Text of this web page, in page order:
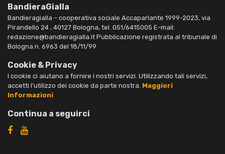
BandieraGialla
Bandieragialla – cooperativa sociale Accaparlante 1999-2023, via
Pirandello 24 , 40127 Bologna, tel. 051/6415005 E-mail:
redazione@bandieragialla.it Pubblicazione registrata al tribunale di
Bologna n. 6963 del 18/11/99
Cookie & Privacy
I cookie ci aiutano a fornire i nostri servizi. Utilizzando tali servizi,
accetti l’utilizzo dei cookie da parte nostra. Maggiori
Informazioni
Continua a seguirci